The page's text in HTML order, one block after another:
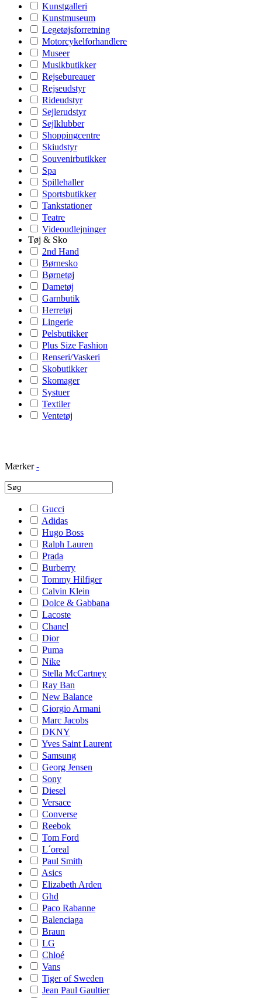
Kunstgalleri
Kunstmuseum
Legetøjsforretning
Motorcykelforhandlere
Museer
Musikbutikker
Rejsebureauer
Rejseudstyr
Rideudstyr
Sejlerudstyr
Sejlklubber
Shoppingcentre
Skiudstyr
Souvenirbutikker
Spa
Spillehaller
Sportsbutikker
Tankstationer
Teatre
Videoudlejninger
Tøj & Sko
2nd Hand
Børnesko
Børnetøj
Dametøj
Garnbutik
Herretøj
Lingerie
Pelsbutikker
Plus Size Fashion
Renseri/Vaskeri
Skobutikker
Skomager
Systuer
Textiler
Ventetøj
Mærker -
Gucci
Adidas
Hugo Boss
Ralph Lauren
Prada
Burberry
Tommy Hilfiger
Calvin Klein
Dolce & Gabbana
Lacoste
Chanel
Dior
Puma
Nike
Stella McCartney
Ray Ban
New Balance
Giorgio Armani
Marc Jacobs
DKNY
Yves Saint Laurent
Samsung
Georg Jensen
Sony
Diesel
Versace
Converse
Reebok
Tom Ford
L´oreal
Paul Smith
Asics
Elizabeth Arden
Ghd
Paco Rabanne
Balenciaga
Braun
LG
Chloé
Vans
Tiger of Sweden
Jean Paul Gaultier